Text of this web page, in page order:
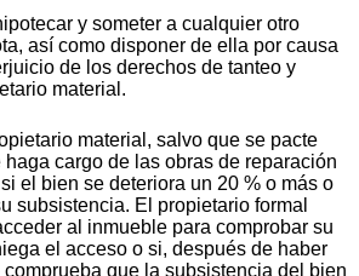
y someter a cualquier otro
así como disponer de ella por causa
de los derechos de tanteo y
material.
material, salvo que se pacte
haga cargo de las obras de reparación
el bien se deteriora un 20 % o más o
subsistencia. El propietario formal
al inmueble para comprobar su
el acceso o si, después de haber
que la subsistencia del bien